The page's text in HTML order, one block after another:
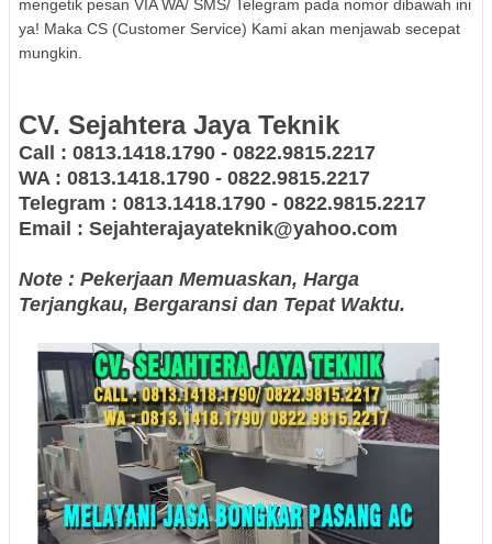
mengetik pesan VIA WA/ SMS/ Telegram pada nomor dibawah ini
ya! Maka CS (Customer Service) Kami akan menjawab secepat
mungkin.
CV. Sejahtera Jaya Teknik
Call : 0813.1418.1790 - 0822.9815.2217
WA : 0813.1418.1790 - 0822.9815.2217
Telegram : 0813.1418.1790 - 0822.9815.2217
Email : Sejahterajayateknik@yahoo.com
Note : Pekerjaan Memuaskan, Harga
Terjangkau, Bergaransi dan Tepat Waktu.